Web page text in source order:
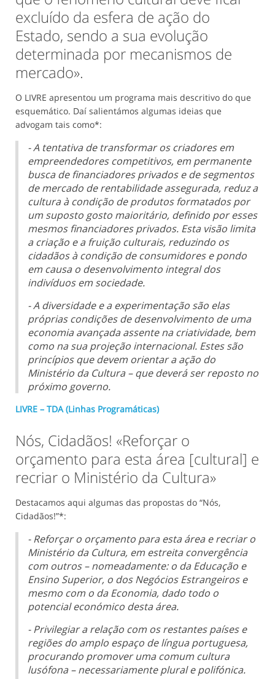
excluído da esfera de ação do
Estado, sendo a sua evolução
determinada por mecanismos de
mercado».
O LIVRE apresentou um programa mais descritivo do que
esquemático. Daí salientámos algumas ideias que
advogam tais como*:
- A tentativa de transformar os criadores em
empreendedores competitivos, em permanente
busca de financiadores privados e de segmentos
de mercado de rentabilidade assegurada, reduz a
cultura à condição de produtos formatados por
um suposto gosto maioritário, definido por esses
mesmos financiadores privados. Esta visão limita
a criação e a fruição culturais, reduzindo os
cidadãos à condição de consumidores e pondo
em causa o desenvolvimento integral dos
indivíduos em sociedade.
- A diversidade e a experimentação são elas
próprias condições de desenvolvimento de uma
economia avançada assente na criatividade, bem
como na sua projeção internacional. Estes são
princípios que devem orientar a ação do
Ministério da Cultura – que deverá ser reposto no
próximo governo.
LIVRE – TDA (Linhas Programáticas)
Nós, Cidadãos! «Reforçar o
orçamento para esta área [cultural] e
recriar o Ministério da Cultura»
Destacamos aqui algumas das propostas do “Nós,
Cidadãos!”*:
- Reforçar o orçamento para esta área e recriar o
Ministério da Cultura, em estreita convergência
com outros – nomeadamente: o da Educação e
Ensino Superior, o dos Negócios Estrangeiros e
mesmo com o da Economia, dado todo o
potencial económico desta área.
- Privilegiar a relação com os restantes países e
regiões do amplo espaço de língua portuguesa,
procurando promover uma comum cultura
lusófona – necessariamente plural e polifónica.